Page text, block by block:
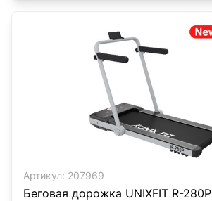
Артикул: 207969
Беговая дорожка UNIXFIT R-280P